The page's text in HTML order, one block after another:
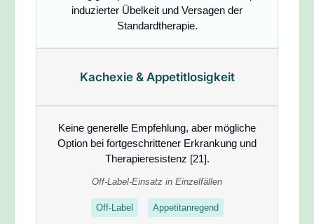
induzierter Übelkeit und Versagen der
Standardtherapie.
Kachexie & Appetitlosigkeit
Keine generelle Empfehlung, aber mögliche
Option bei fortgeschrittener Erkrankung und
Therapieresistenz [21].
Off-Label-Einsatz in Einzelfällen
Off-Label Appetitanregend